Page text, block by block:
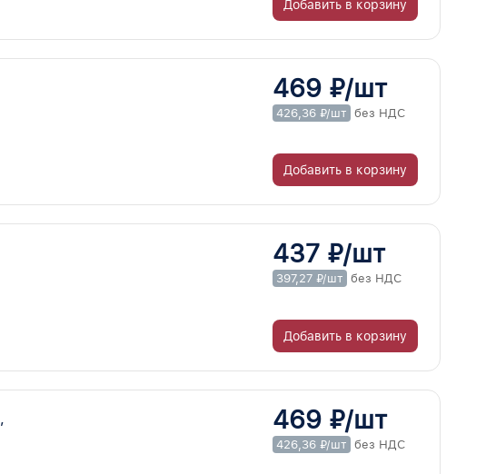
Добавить в корзину
469 ₽/шт
426,36 ₽/шт без НДС
Добавить в корзину
437 ₽/шт
397,27 ₽/шт без НДС
Добавить в корзину
469 ₽/шт
426,36 ₽/шт без НДС